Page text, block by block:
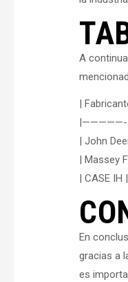
A
|
| John
| Massey
| CASE IH
En
gracias a
es